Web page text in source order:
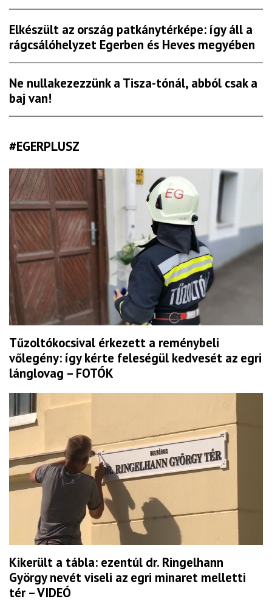
Elkészült az ország patkánytérképe: így áll a
rágcsálóhelyzet Egerben és Heves megyében
Ne nullakezezzünk a Tisza-tónál, abból csak a
baj van!
#EGERPLUSZ
Tűzoltókocsival érkezett a reménybeli
vőlegény: így kérte feleségül kedvesét az egri
lánglovag – FOTÓK
Kikerült a tábla: ezentúl dr. Ringelhann
György nevét viseli az egri minaret melletti
tér – VIDEÓ